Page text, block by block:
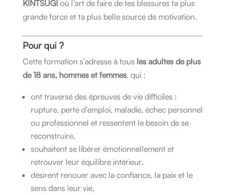
KINTSUGIoù l’art de faire de tes blessures ta plus
grande force et ta plus belle source de motivation.
Pour qui ?
Cette formation s’adresse à tous les adultes de plus
de 18 ans, hommes et femmes, qui :
ont traversé des épreuves de vie difficiles :
rupture, perte d’emploi, maladie, échec personnel
ou professionnel et ressentent le besoin de se
reconstruire,
souhaitent se libérer émotionnellement et
retrouver leur équilibre intérieur,
désirent renouer avec la confiance, la paix et le
sens dans leur vie,